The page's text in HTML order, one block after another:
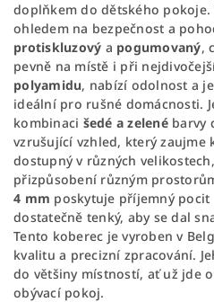
doplňkem do dětského pokoje.
ohledem na bezpečnost a
protiskluzový a pogumovaný,
pevně na místě i při
polyamidu, nabízí odolnost a
ideální pro rušné domácnosti.
kombinaci šedé a zelenébarvy
vzrušující vzhled, který zaujme
dostupný v různých
přizpůsobení různým
4 mm poskytuje příjemný pocit
dostatečně tenký, aby se dal
Tento koberec je vyroben v
kvalitu a precizní zpracování.
do většiny místností, ať už jde
obývací pokoj.